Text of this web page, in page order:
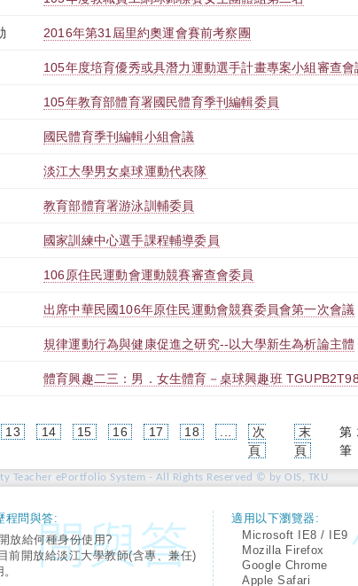
2016年第31屆里約奧運會賽前考察團
105年度培育優秀或具潛力運動選手計畫專案小組審查會
105年教育部體育署國民體育季刊編輯委員
國民體育季刊編輯小組會議
淡江大學男女桌球運動代表隊
教育部體育署游泳訓輔委員
國家訓練中心選手課程輔導委員
106原住民運動會運動競賽審查會委員
出席中華民國106年原住民運動會競賽委員會第一次會議
規律運動行為與健康促進之研究--以大學新生為析論主體
體育興趣二三：男．女生體育－桌球興趣班
13 14 15 16 17 18
次
頁
末
頁
第
筆
Teacher ePortfolio System - All Rights Reserved © by OIS, TKU
程問與答:
放給何種身份使用?
前開放給淡江大學教師(含專、兼任)
適用以下瀏覽器:
Microsoft IE8 / IE9
Mozilla Firefox
Google Chrome
Apple Safari